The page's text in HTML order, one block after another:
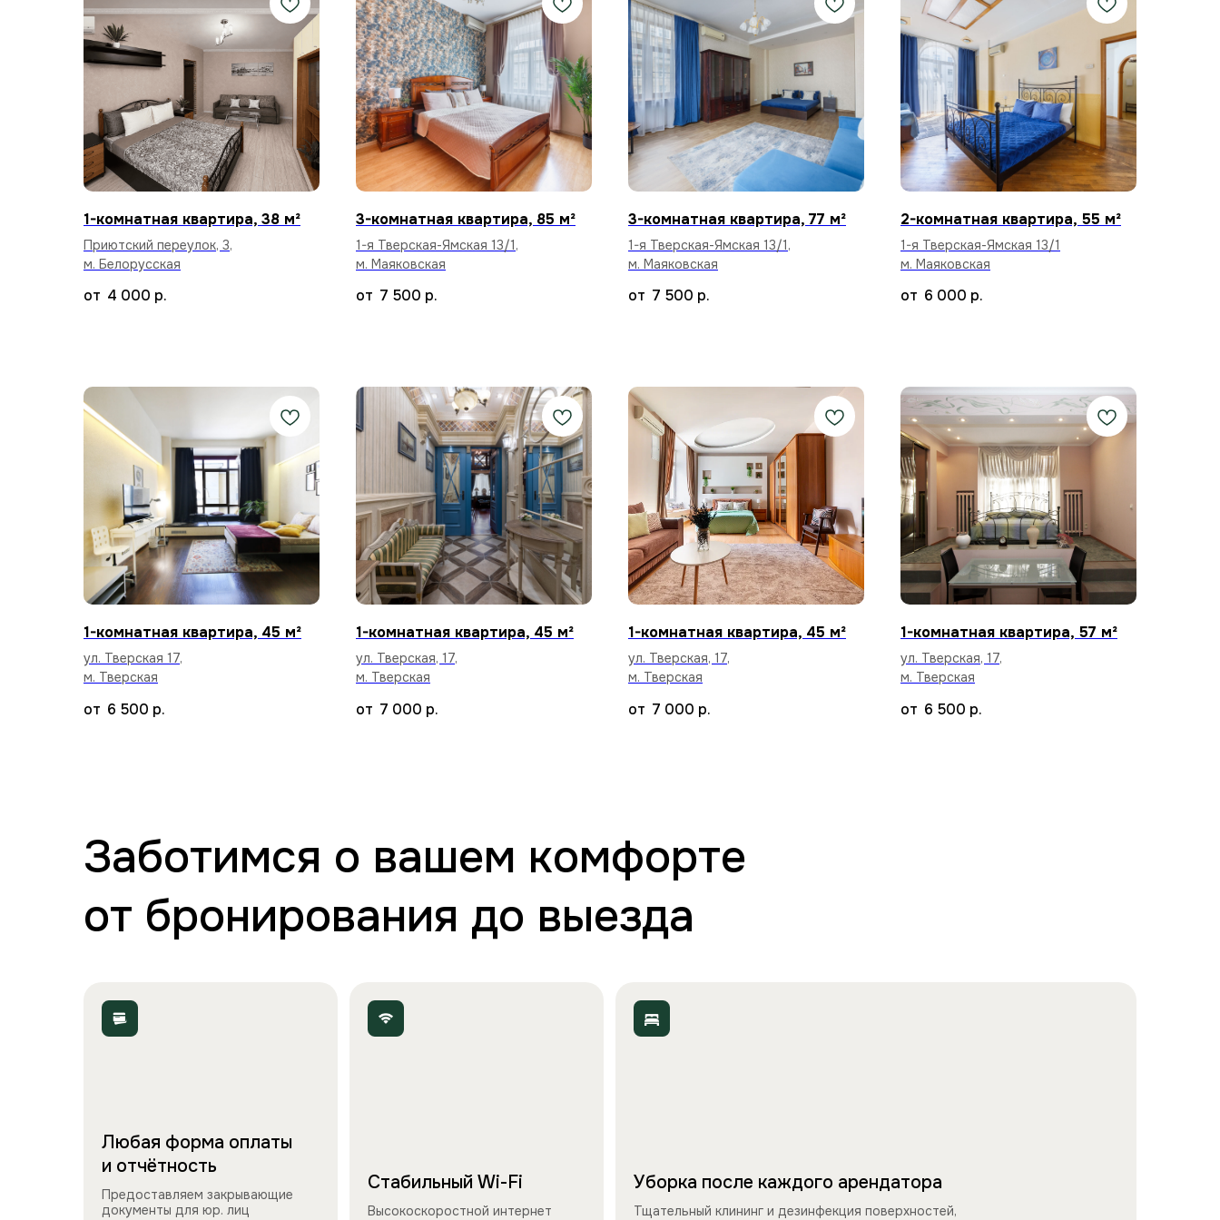
1-комнатная квартира, 38 м²
Приютский переулок, 3,
м. Белорусская
4 000 р.
3-комнатная квартира, 85 м²
1-я Тверская-Ямская 13/1,
м. Маяковская
7 500 р.
3-комнатная квартира, 77 м²
1-я Тверская-Ямская 13/1,
м. Маяковская
7 500 р.
2-комнатная квартира, 55 м²
1-я Тверская-Ямская 13/1
м. Маяковская
6 000 р.
1-комнатная квартира, 45 м²
ул. Тверская 17,
м. Тверская
6 500 р.
1-комнатная квартира, 45 м²
ул. Тверская, 17,
м. Тверская
7 000 р.
1-комнатная квартира, 45 м²
ул. Тверская, 17,
м. Тверская
7 000 р.
1-комнатная квартира, 57 м²
ул. Тверская, 17,
м. Тверская
6 500 р.
Заботимся о вашем комфорте
от бронирования до выезда
Предоставляем закрывающие
документы для юр. лиц
Любая форма оплаты
и отчётность
Высокоскоростной интернет
Стабильный Wi-Fi
Тщательный клининг и дезинфекция поверхностей,
Уборка после каждого арендатора